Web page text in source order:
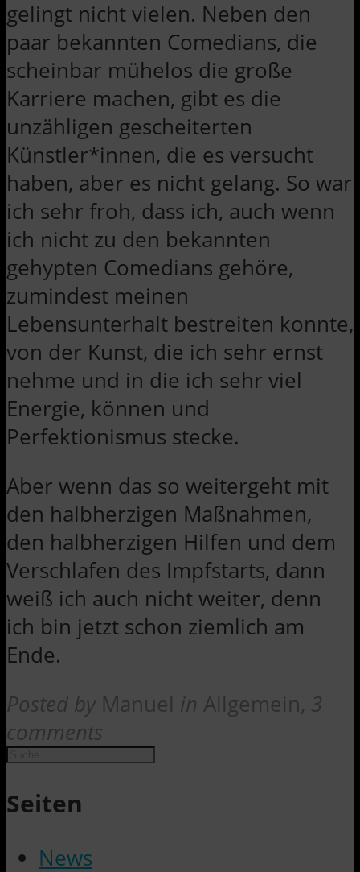
gelingt nicht vielen. Neben den
paar bekannten Comedians, die
scheinbar mühelos die große
Karriere machen, gibt es die
unzähligen gescheiterten
Künstler*innen, die es versucht
haben, aber es nicht gelang. So war
ich sehr froh, dass ich, auch wenn
ich nicht zu den bekannten
gehypten Comedians gehöre,
zumindest meinen
Lebensunterhalt bestreiten konnte,
von der Kunst, die ich sehr ernst
nehme und in die ich sehr viel
Energie, können und
Perfektionismus stecke.
Aber wenn das so weitergeht mit
den halbherzigen Maßnahmen,
den halbherzigen Hilfen und dem
Verschlafen des Impfstarts, dann
weiß ich auch nicht weiter, denn
ich bin jetzt schon ziemlich am
Ende.
Posted by Manuel in Allgemein, 3
comments
Suche
Seiten
News